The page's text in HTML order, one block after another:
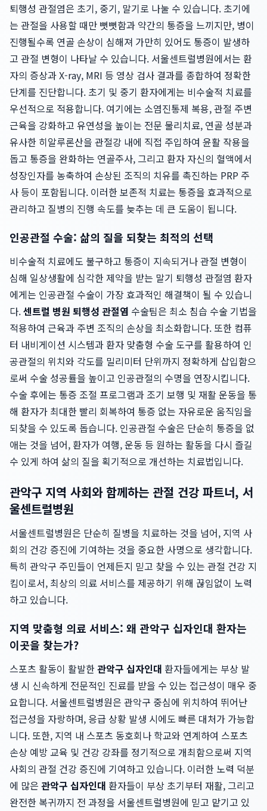
퇴행성 관절염은 초기, 중기, 말기로 나눌 수 있습니다. 초기에
는 관절을 사용할 때만 뻣뻣함과 약간의 통증을 느끼지만, 병이
진행될수록 연골 손상이 심해져 가만히 있어도 통증이 발생하
고 관절 변형이 나타날 수 있습니다. 서울센트럴병원에서는 환
자의 증상과 X-ray, MRI 등 영상 검사 결과를 종합하여 정확한
단계를 진단합니다. 초기 및 중기 환자에게는 비수술적 치료를
우선적으로 적용합니다. 여기에는 소염진통제 복용, 관절 주변
근육을 강화하고 유연성을 높이는 전문 물리치료, 연골 성분과
유사한 히알루론산을 관절강 내에 직접 주입하여 윤활 작용을
돕고 통증을 완화하는 연골주사, 그리고 환자 자신의 혈액에서
성장인자를 농축하여 손상된 조직의 치유를 촉진하는 PRP 주
사 등이 포함됩니다. 이러한 보존적 치료는 통증을 효과적으로
관리하고 질병의 진행 속도를 늦추는 데 큰 도움이 됩니다.
인공관절 수술: 삶의 질을 되찾는 최적의 선택
비수술적 치료에도 불구하고 통증이 지속되거나 관절 변형이
심해 일상생활에 심각한 제약을 받는 말기 퇴행성 관절염 환자
에게는 인공관절 수술이 가장 효과적인 해결책이 될 수 있습니
다.센트럴 병원 퇴행성 관절염 수술팀은 최소 침습 수술 기법을
적용하여 근육과 주변 조직의 손상을 최소화합니다. 또한 컴퓨
터 내비게이션 시스템과 환자 맞춤형 수술 도구를 활용하여 인
공관절의 위치와 각도를 밀리미터 단위까지 정확하게 삽입함으
로써 수술 성공률을 높이고 인공관절의 수명을 연장시킵니다.
수술 후에는 통증 조절 프로그램과 조기 보행 및 재활 운동을 통
해 환자가 최대한 빨리 회복하여 통증 없는 자유로운 움직임을
되찾을 수 있도록 돕습니다. 인공관절 수술은 단순히 통증을 없
애는 것을 넘어, 환자가 여행, 운동 등 원하는 활동을 다시 즐길
수 있게 하여 삶의 질을 획기적으로 개선하는 치료법입니다.
관악구 지역 사회와 함께하는 관절 건강 파트너, 서
울센트럴병원
서울센트럴병원은 단순히 질병을 치료하는 것을 넘어, 지역 사
회의 건강 증진에 기여하는 것을 중요한 사명으로 생각합니다.
특히 관악구 주민들이 언제든지 믿고 찾을 수 있는 관절 건강 지
킴이로서, 최상의 의료 서비스를 제공하기 위해 끊임없이 노력
하고 있습니다.
지역 맞춤형 의료 서비스: 왜 관악구 십자인대 환자는
이곳을 찾는가?
스포츠 활동이 활발한관악구 십자인대 환자들에게는 부상 발
생 시 신속하게 전문적인 진료를 받을 수 있는 접근성이 매우 중
요합니다. 서울센트럴병원은 관악구 중심에 위치하여 뛰어난
접근성을 자랑하며, 응급 상황 발생 시에도 빠른 대처가 가능합
니다. 또한, 지역 내 스포츠 동호회나 학교와 연계하여 스포츠
손상 예방 교육 및 건강 강좌를 정기적으로 개최함으로써 지역
사회의 관절 건강 증진에 기여하고 있습니다. 이러한 노력 덕분
에 많은 관악구 십자인대 환자들이 부상 초기부터 재활, 그리고
완전한 복귀까지 전 과정을 서울센트럴병원에 믿고 맡기고 있